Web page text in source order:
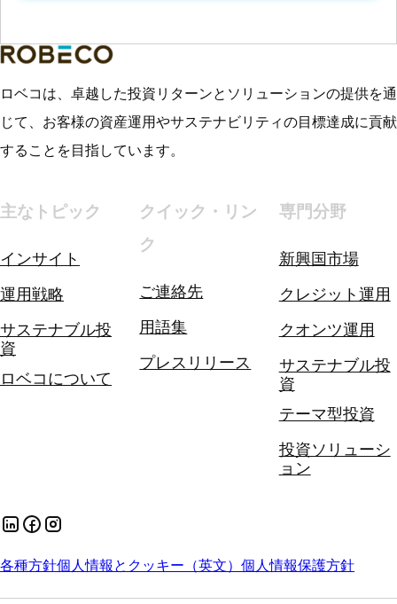
ロベコは、卓越した投資リターンとソリューションの提供を通
じて、お客様の資産運用やサステナビリティの目標達成に貢献
することを目指しています。
主なトピック
インサイト
運用戦略
サステナブル投
資
ロベコについて
クイック・リン
ク
ご連絡先
用語集
プレスリリース
専門分野
新興国市場
クレジット運用
クオンツ運用
サステナブル投
資
テーマ型投資
投資ソリューシ
ョン
各種方針個人情報とクッキー（英文） 個人情報保護方針